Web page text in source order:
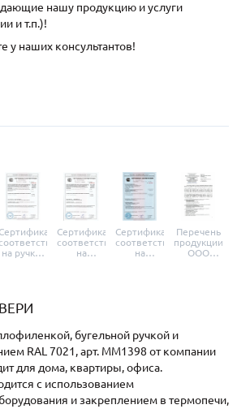
нашу продукцию и услуги
и т.п.)!
у наших консультантов!
Сертификат
соответствия
на ручки-
Сертификат
соответствия
на
Сертификат
соответствия
на
Перечень
продукции
ООО
бугельной ручкой и
RAL 7021, арт. ММ1398 от компании
для дома, квартиры, офиса.
с использованием
и закреплением в термопечи,